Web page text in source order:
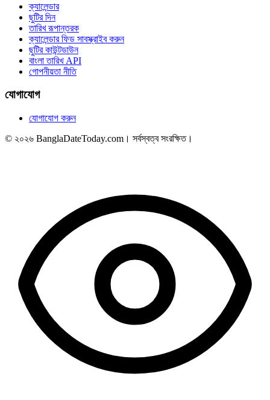
ক্যালেন্ডার
ছুটির দিন
তারিখ রূপান্তরক
ক্যালেন্ডার ফিড সাবস্ক্রাইব করুন
ছুটির কাউন্টডাউন
বাংলা তারিখ API
গোপনীয়তা নীতি
যোগাযোগ
যোগাযোগ করুন
© ২০২৬ BanglaDateToday.com। সর্বস্বত্ব সংরক্ষিত।